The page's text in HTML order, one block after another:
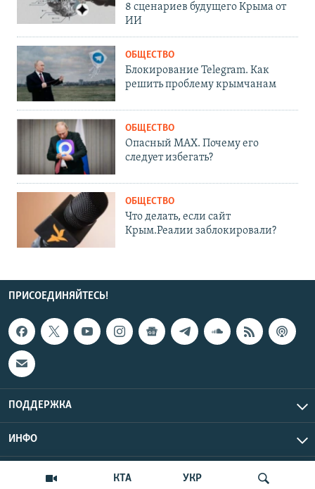
КТА УКР
8 сценариев будущего Крыма от
ИИ
ОБЩЕСТВО
Блокирование Telegram. Как
решить проблему крымчанам
ОБЩЕСТВО
Опасный MAX. Почему его
следует избегать?
ОБЩЕСТВО
Что делать, если сайт
Крым.Реалии заблокировали?
ПРИСОЕДИНЯЙТЕСЬ!
ПОДДЕРЖКА
ИНФО
Copyright Крым.Реалии, 2026 | Все права защищены.
UTC+3